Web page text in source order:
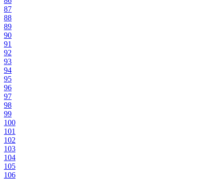
87
88
89
90
91
92
93
94
95
96
97
98
99
100
101
102
103
104
105
106